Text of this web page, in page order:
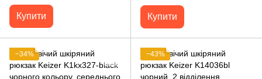
Купити Купити
−34% −43%